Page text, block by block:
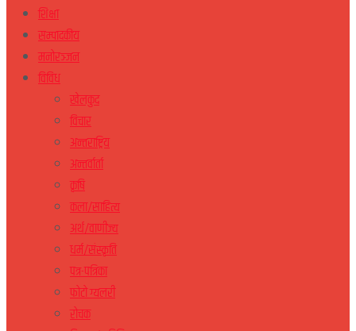
शिक्षा
सम्पादकीय
मनोरञ्जन
विविध
खेलकुद
विचार
अन्तराष्ट्रिय
अन्तर्वार्ता
कृषि
कला/साहित्य
अर्थ/वाणीज्य
धर्म/संस्कृति
पत्र-पत्रिका
फोटो ग्यलरी
रोचक